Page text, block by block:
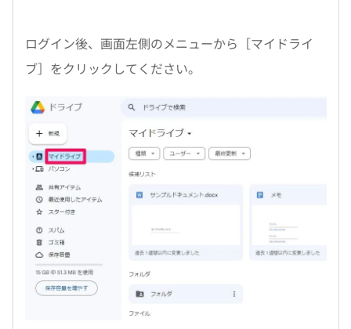
ログイン後、画面左側のメニューから［マイドライ
ブ］をクリックしてください。